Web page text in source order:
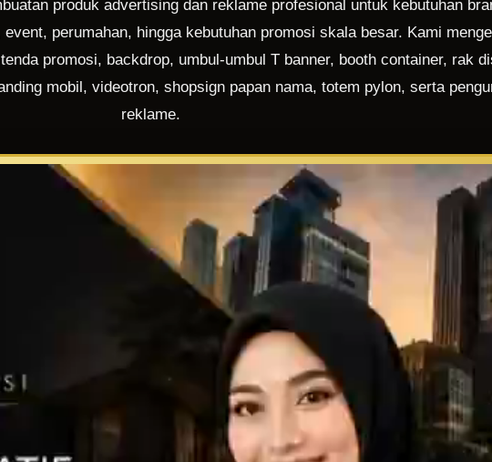
produk advertising dan reklame profesional untuk kebutuhan
perumahan, hingga kebutuhan promosi skala besar. Kami
promosi, backdrop, umbul-umbul T banner, booth container, rak
mobil, videotron, shopsign papan nama, totem pylon, serta
reklame.